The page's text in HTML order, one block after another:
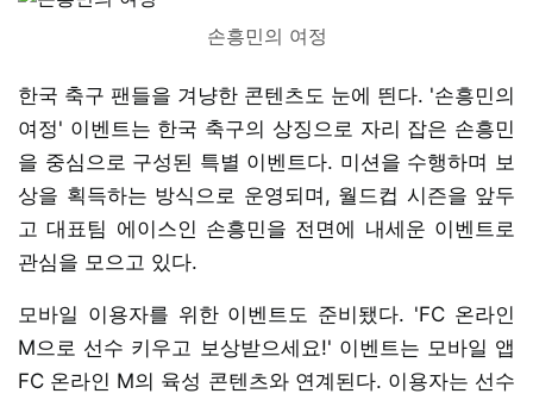
손흥민의 여정
한국 축구 팬들을 겨냥한 콘텐츠도 눈에 띈다. '손흥민의
여정' 이벤트는 한국 축구의 상징으로 자리 잡은 손흥민
을 중심으로 구성된 특별 이벤트다. 미션을 수행하며 보
상을 획득하는 방식으로 운영되며, 월드컵 시즌을 앞두
고 대표팀 에이스인 손흥민을 전면에 내세운 이벤트로
관심을 모으고 있다.
모바일 이용자를 위한 이벤트도 준비됐다. 'FC 온라인
M으로 선수 키우고 보상받으세요!' 이벤트는 모바일 앱
FC 온라인 M의 육성 콘텐츠와 연계된다. 이용자는 선수